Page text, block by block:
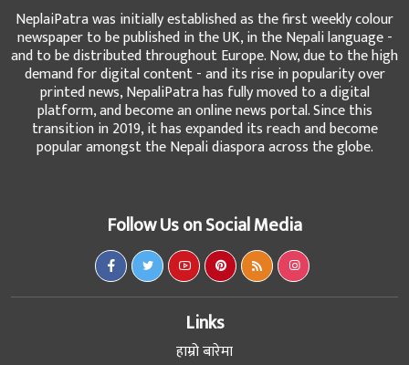
NeplaiPatra was initially established as the first weekly colour
newspaper to be published in the UK, in the Nepali language -
and to be distributed throughout Europe. Now, due to the high
demand for digital content - and its rise in popularity over
printed news, NepaliPatra has fully moved to a digital
platform, and become an online news portal. Since this
transition in 2019, it has expanded its reach and become
popular amongst the Nepali diaspora across the globe.
Follow Us on Social Media
Links
हाम्रो बारेमा